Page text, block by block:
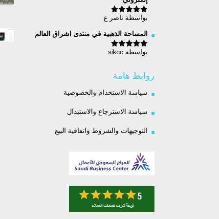
تم التقييم5
بواسطة ناصر ع
المساحة الذهبية في منتدى اشراق العالم
تم التقييم5
بواسطة sikcc
روابط هامة
سياسة الاستخدام والخصوصية
سياسة الاسترجاع والاستبدال
التوجيهات والشروط واتفاقية البيع